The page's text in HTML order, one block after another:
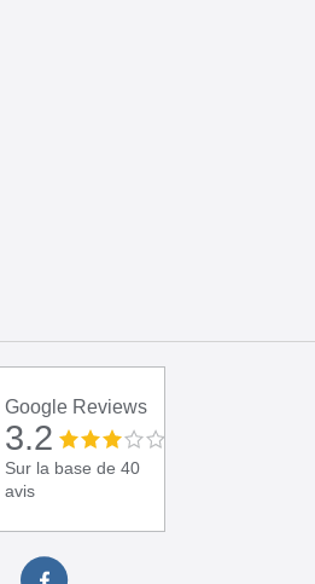
Google Reviews
3.2
Sur la base de 40
avis